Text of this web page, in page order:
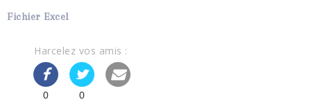
Fichier Excel
Harcelez vos amis :
0 0